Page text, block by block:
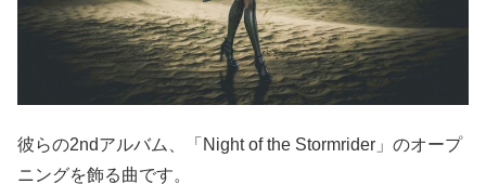
彼らの2ndアルバム、「Night of the Stormrider」のオープ
ニングを飾る曲です。